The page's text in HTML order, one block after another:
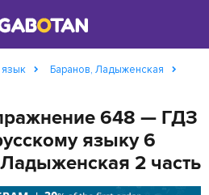
язык
Баранов, Ладыженская
648 — ГДЗ
языку 6
2 часть